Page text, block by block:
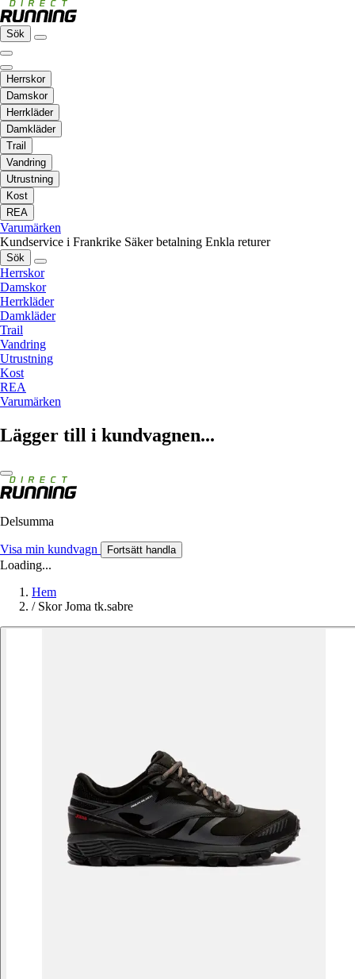
Sök
Herrskor
Damskor
Herrkläder
Damkläder
Trail
Vandring
Utrustning
Kost
REA
Varumärken
Kundservice i Frankrike Säker betalning Enkla returer
Sök
Herrskor
Damskor
Herrkläder
Damkläder
Trail
Vandring
Utrustning
Kost
REA
Varumärken
Lägger till i kundvagnen...
Delsumma
Visa min kundvagn Fortsätt handla
Loading...
Hem
/ Skor Joma tk.sabre